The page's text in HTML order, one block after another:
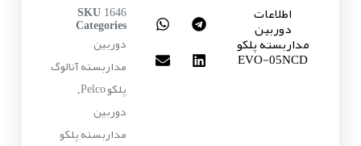
اطلاعات
دوربین
مداربسته پلکو
EVO-05NCD
SKU 1646
Categories
دوربین
مداربسته آنالوگ
پلکو Pelco
دوربین
مداربسته پلکو